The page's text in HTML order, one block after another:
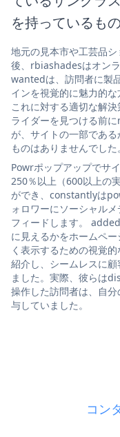
を持っているも
地元の見本市や工芸品
後、rbiashadesはオン
wantedは、訪問者に製
インを視覚的に魅力的
これに対する適切な解
ライダーを見つける前
が、サイトの一部であ
ものはありませんでした。
Powrポップアップでサ
250％以上（600以上の
ができ、constantlyは
ォロワーにソーシャル
フィードします。
に見えるかをホームペ
く表示するための視覚
紹介し、シームレスに
ました。実際、彼らは
操作した訪問者は、自
与していました。
コン